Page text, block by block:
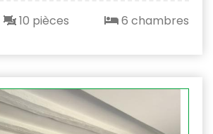
10 pièces 6 chambres